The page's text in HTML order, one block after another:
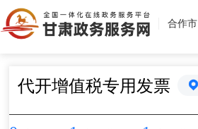
合作市
代开增值税专用发票